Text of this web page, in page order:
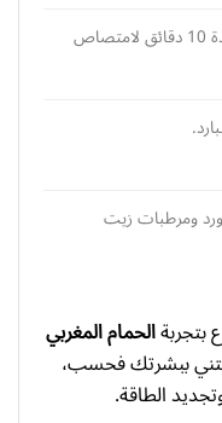
وضع خليط الطين لمدة 10 دقائق لامتصاص
ومرطبات زيت
بتجربةالحمام المغربي
ببشرتك فحسب،
الطاقة.